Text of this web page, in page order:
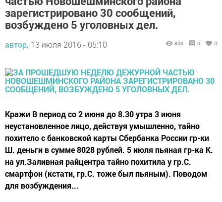
зарегистрировано 30 сообщений,
возбуждено 5 уголовных дел.
автор, 13 июля 2016 - 05:10 803 0 0
Кражи В период со 2 июня до 8.30 утра 3 июня
неустановленное лицо, действуя умышленно, тайно
похитело с банковской карты Сбербанка России гр-ки
Ш. деньги в сумме 8028 рублей. 5 июля пьяная гр-ка К.
на ул.Заливная райцентра тайно похитила у гр.С.
смартфон (кстати, гр.С. тоже был пьяным). Поводом
для возбуждения...